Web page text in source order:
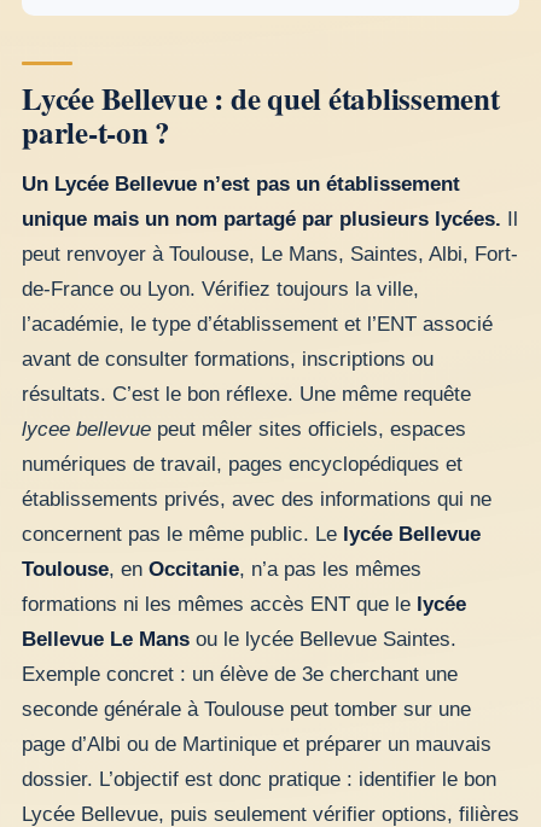
Lycée Bellevue : de quel établissement
parle-t-on ?
Un Lycée Bellevue n’est pas un établissement
unique mais un nom partagé par plusieurs lycées. Il
peut renvoyer à Toulouse, Le Mans, Saintes, Albi, Fort-
de-France ou Lyon. Vérifiez toujours la ville,
l’académie, le type d’établissement et l’ENT associé
avant de consulter formations, inscriptions ou
résultats. C’est le bon réflexe. Une même requête
lycee bellevue peut mêler sites officiels, espaces
numériques de travail, pages encyclopédiques et
établissements privés, avec des informations qui ne
concernent pas le même public. Le lycée Bellevue
Toulouse, en Occitanie, n’a pas les mêmes
formations ni les mêmes accès ENT que le lycée
Bellevue Le Mans ou le lycée Bellevue Saintes.
Exemple concret : un élève de 3e cherchant une
seconde générale à Toulouse peut tomber sur une
page d’Albi ou de Martinique et préparer un mauvais
dossier. L’objectif est donc pratique : identifier le bon
Lycée Bellevue, puis seulement vérifier options, filières